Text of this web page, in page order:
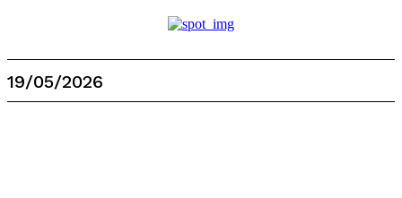
19/05/2026